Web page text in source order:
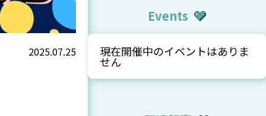
2025.07.25
Events
現在開催中のイベントはありま
せん